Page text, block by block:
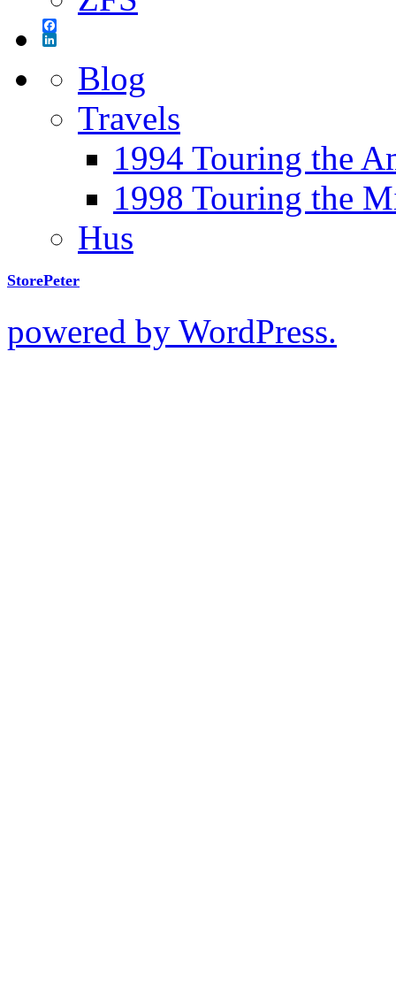
Facebook
Blog
Travels
1994 Touring the
1998 Touring the
Hus
StorePeter
powered by WordPress.